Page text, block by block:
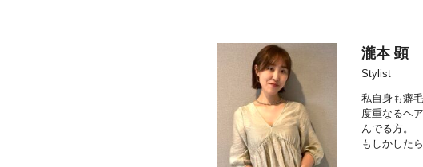
瀧本 顕
Stylist
私自身も癖
度重なるヘ
んでる方。
もしかした